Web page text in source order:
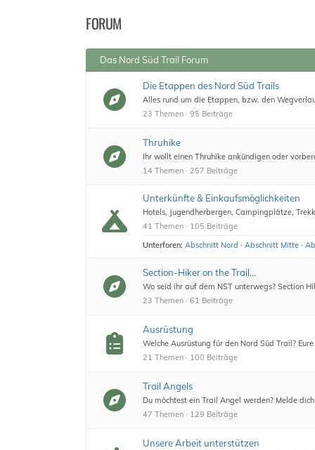
hier:
FORUM
Das Nord Süd Trail Forum
Die Etappen des Nord Süd Trails
Alles rund um die Etappen, bzw. den
23 Themen · 95 Beiträge
Thruhike
Ihr wollt einen Thruhike ankündigen oder
14 Themen · 257 Beiträge
Unterkünfte & Einkaufsmöglichkeiten
Hotels, Jugendherbergen, Campingplätze,
41 Themen · 105 Beiträge
Unterforen: Abschnitt Nord · Abschnitt Mitte ·
Section-Hiker on the Trail...
Wo seid ihr auf dem NST unterwegs? Section
23 Themen · 61 Beiträge
Ausrüstung
Welche Ausrüstung für den Nord Süd Trail?
21 Themen · 100 Beiträge
Trail Angels
Du möchtest ein Trail Angel werden? Melde
47 Themen · 129 Beiträge
Unsere Arbeit unterstützen